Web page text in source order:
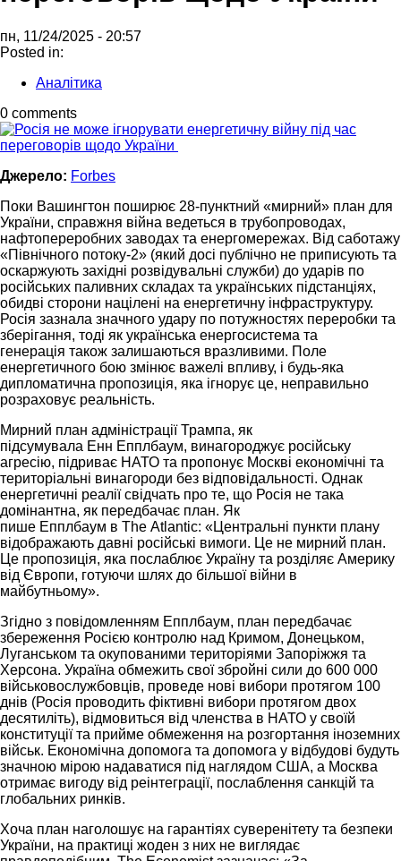
пн, 11/24/2025 - 20:57
Posted in:
Аналітика
0 comments
Джерело: Forbes
Поки Вашингтон поширює 28-пунктний «мирний» план для
України, справжня війна ведеться в трубопроводах,
нафтопереробних заводах та енергомережах. Від саботажу
«Північного потоку-2» (який досі публічно не приписують та
оскаржують західні розвідувальні служби) до ударів по
російських паливних складах та українських підстанціях,
обидві сторони націлені на енергетичну інфраструктуру.
Росія зазнала значного удару по потужностях переробки та
зберігання, тоді як українська енергосистема та
генерація також залишаються вразливими. Поле
енергетичного бою змінює важелі впливу, і будь-яка
дипломатична пропозиція, яка ігнорує це, неправильно
розраховує реальність.
Мирний план адміністрації Трампа, як
підсумувала Енн Епплбаум, винагороджує російську
агресію, підриває НАТО та пропонує Москві економічні та
територіальні винагороди без відповідальності. Однак
енергетичні реалії свідчать про те, що Росія не така
домінантна, як передбачає план. Як
пише Епплбаум в The Atlantic: «Центральні пункти плану
відображають давні російські вимоги. Це не мирний план.
Це пропозиція, яка послаблює Україну та розділяє Америку
від Європи, готуючи шлях до більшої війни в
майбутньому».
Згідно з повідомленням Епплбаум, план передбачає
збереження Росією контролю над Кримом, Донецьком,
Луганськом та окупованими територіями Запоріжжя та
Херсона. Україна обмежить свої збройні сили до 600 000
військовослужбовців, проведе нові вибори протягом 100
днів (Росія проводить фіктивні вибори протягом двох
десятиліть), відмовиться від членства в НАТО у своїй
конституції та прийме обмеження на розгортання іноземних
військ. Економічна допомога та допомога у відбудові будуть
значною мірою надаватися під наглядом США, а Москва
отримає вигоду від реінтеграції, послаблення санкцій та
глобальних ринків.
Хоча план наголошує на гарантіях суверенітету та безпеки
України, на практиці жоден з них не виглядає